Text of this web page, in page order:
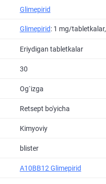
Glimepirid
Glimepirid: 1 mg/tabletkalar,
Eriydigan tabletkalar
30
Og`izga
Retsept bo'yicha
Kimyoviy
blister
A10BB12 Glimepirid